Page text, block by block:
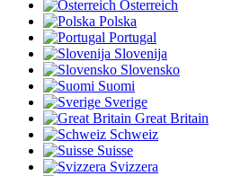
Österreich
Polska
Portugal
Slovenija
Slovensko
Suomi
Sverige
Great Britain
Schweiz
Suisse
Svizzera